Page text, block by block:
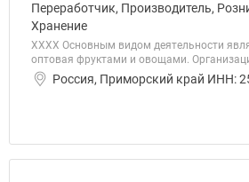
Переработчик, Производитель,
Хранение
ХХХХ Основным видом деятельности
оптовая фруктами и овощами.
Россия, Приморский край ИНН: